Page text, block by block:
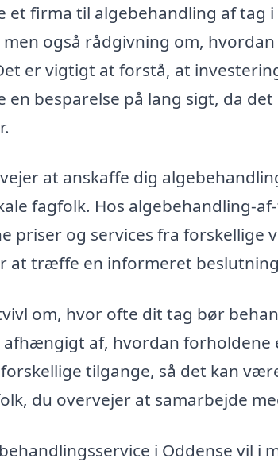
et firma til algebehandling af tag
også rådgivning om,
er vigtigt at forstå, at
en besparelse på lang sigt, da
at anskaffe dig
fagfolk. Hos algebehandling-
priser og services fra
at træffe en informeret
om, hvor ofte dit tag bør
afhængigt af, hvordan
tilgange, så det kan
du overvejer at samarbejde
i Oddense vil i